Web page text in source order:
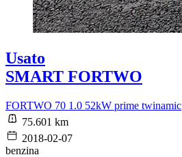
Usato
SMART FORTWO
FORTWO 70 1.0 52kW prime twinamic
75.601 km
2018-02-07
benzina